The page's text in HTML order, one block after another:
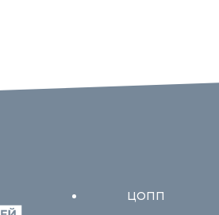
ЦОПП